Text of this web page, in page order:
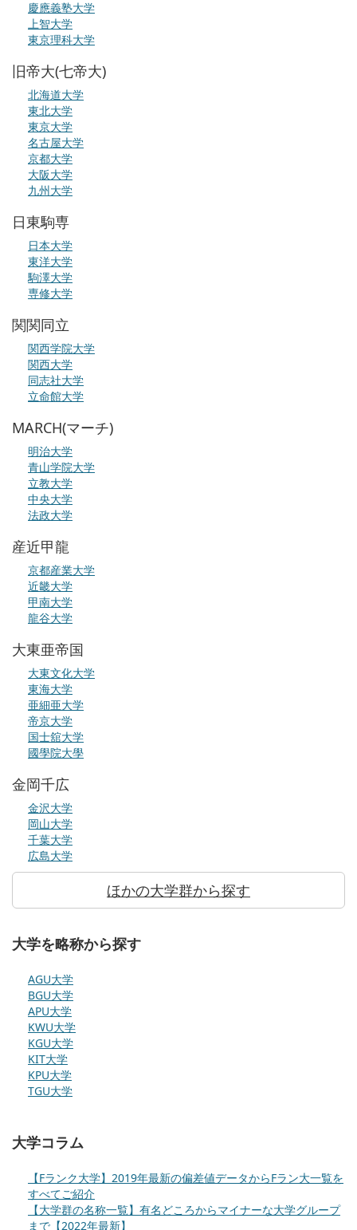
慶應義塾大学
上智大学
東京理科大学
旧帝大(七帝大)
北海道大学
東北大学
東京大学
名古屋大学
京都大学
大阪大学
九州大学
日東駒専
日本大学
東洋大学
駒澤大学
専修大学
関関同立
関西学院大学
関西大学
同志社大学
立命館大学
MARCH(マーチ)
明治大学
青山学院大学
立教大学
中央大学
法政大学
産近甲龍
京都産業大学
近畿大学
甲南大学
龍谷大学
大東亜帝国
大東文化大学
東海大学
亜細亜大学
帝京大学
国士舘大学
國學院大學
金岡千広
金沢大学
岡山大学
千葉大学
広島大学
ほかの大学群から探す
大学を略称から探す
AGU大学
BGU大学
APU大学
KWU大学
KGU大学
KIT大学
KPU大学
TGU大学
大学コラム
【Fランク大学】2019年最新の偏差値データからFラン大一覧を
すべてご紹介
【大学群の名称一覧】有名どころからマイナーな大学グループ
まで【2022年最新】